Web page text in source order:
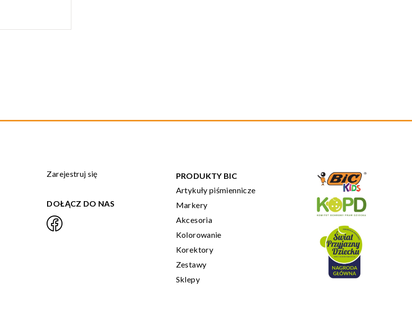
Zarejestruj się
DOŁĄCZ DO NAS
PRODUKTY BIC
Artykuły piśmiennicze
Markery
Akcesoria
Kolorowanie
Korektory
Zestawy
Sklepy